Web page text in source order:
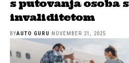
s putovanja osoba s
invaliditetom
BYAUTO GURU NOVEMBER 21, 2025